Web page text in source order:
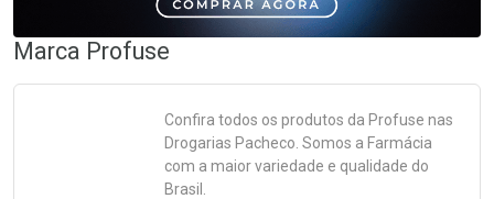
Marca Profuse
Confira todos os produtos da Profuse nas
Drogarias Pacheco. Somos a Farmácia
com a maior variedade e qualidade do
Brasil.